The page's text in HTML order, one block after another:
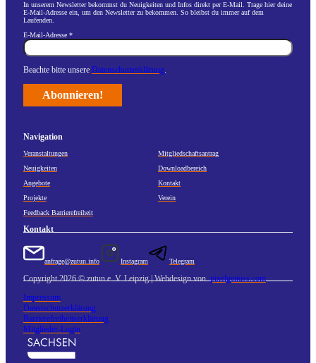
In unserem Newsletter bekommst du Neuigkeiten und Infos direkt per E-Mail. Trage hier deine
E-Mail-Adresse ein, um den Newsletter zu bekommen. So bleibst du immer auf dem
Laufenden.
E-Mail-Adresse *
Beachte bitte unsere Datenschutzerklärung.
Navigation
Veranstaltungen
Mitgliedschaftsantrag
Neuigkeiten
Downloadbereich
Angebote
Kontakt
Projekte
Verein
Feedback Barrierefreiheit
Kontakt
anfrage@zutun.info Instagram Telegram
Copyright 2026 © zutun e. V. Leipzig | Webdesign von pixelgenuss.com
Impressum
Datenschutzerklärung
Barrierefreiheitserklärung
Mitglieder-Login